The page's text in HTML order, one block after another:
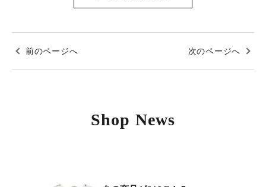
前のページへ 次のページへ
Shop News